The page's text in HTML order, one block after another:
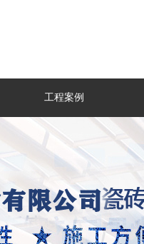
工程案例